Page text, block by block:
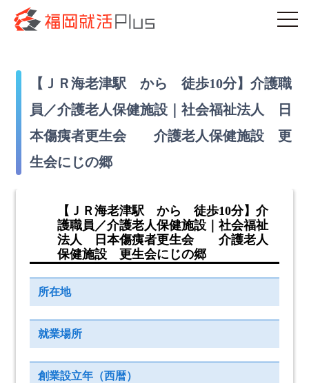
【ＪＲ海老津駅 から 徒歩10分】介護職
員／介護老人保健施設｜社会福祉法人 日
本傷痍者更生会 介護老人保健施設 更
生会にじの郷
【ＪＲ海老津駅 から 徒歩10分】介
護職員／介護老人保健施設｜社会福祉
法人 日本傷痍者更生会 介護老人
保健施設 更生会にじの郷
所在地
就業場所
創業設立年（西暦）